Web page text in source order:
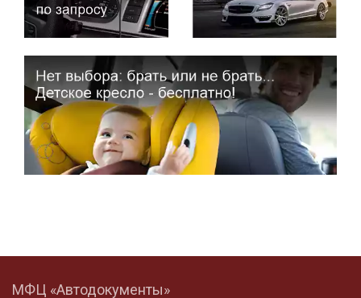
МФЦ «Автодокументы»